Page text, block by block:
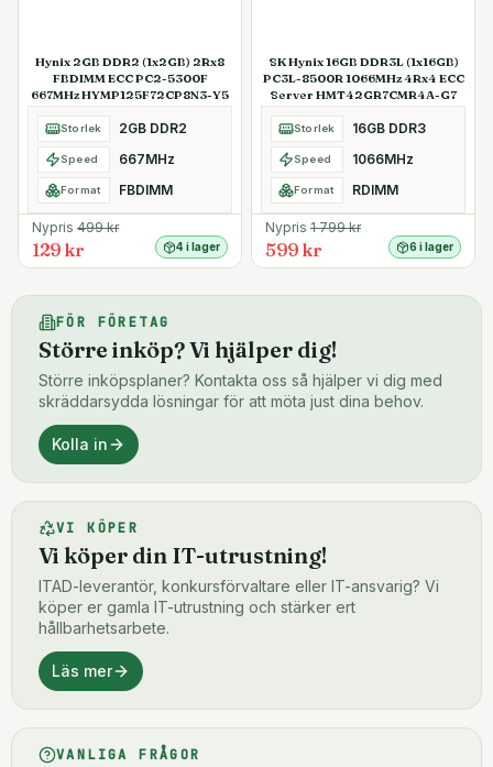
Hynix 2GB DDR2 (1x2GB) 2Rx8
FBDIMM ECC PC2-5300F
667MHz HYMP125F72CP8N3-Y5
Storlek 2GB DDR2
Speed 667MHz
Format FBDIMM
Nypris 499kr
129 kr 4 i lager
SK Hynix 16GB DDR3L (1x16GB)
PC3L-8500R 1066MHz 4Rx4 ECC
Server HMT42GR7CMR4A-G7
Storlek 16GB DDR3
Speed 1066MHz
Format RDIMM
Nypris 1 799kr
599 kr 6 i lager
FÖR FÖRETAG
Större inköp? Vi hjälper dig!
Större inköpsplaner? Kontakta oss så hjälper vi dig med
skräddarsydda lösningar för att möta just dina behov.
Kolla in
VI KÖPER
Vi köper din IT-utrustning!
ITAD-leverantör, konkursförvaltare eller IT-ansvarig? Vi
köper er gamla IT-utrustning och stärker ert
hållbarhetsarbete.
Läs mer
VANLIGA FRÅGOR